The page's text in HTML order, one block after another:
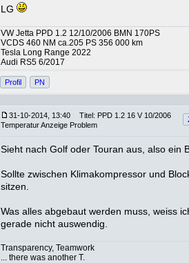
LG
VW Jetta PPD 1.2 12/10/2006 BMN 170PS
VCDS 460 NM ca.205 PS 356 000 km
Tesla Long Range 2022
Audi RS5 6/2017
Profil PN
31-10-2014, 13:40
Titel: PPD 1.2 16 V 10/2006
Temperatur Anzeige Problem
Sieht nach Golf oder Touran aus, also ein
Sollte zwischen Klimakompressor und
sitzen.
Was alles abgebaut werden muss, weiss
gerade nicht auswendig.
Transparency, Teamwork
... there was another T.